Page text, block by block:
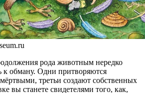
рода животным нередко
к обману. Одни притворяются
третьи создают собственных
вы станете свидетелями того, как,